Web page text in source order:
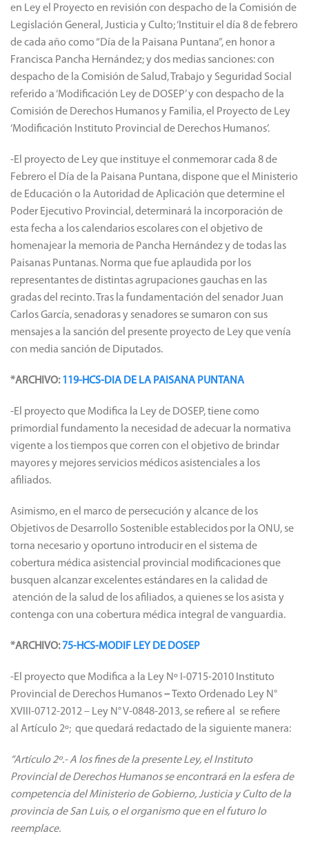
en Ley el Proyecto en revisión con despacho de la Comisión de
Legislación General, Justicia y Culto; ‘Instituir el día 8 de febrero
de cada año como “Día de la Paisana Puntana”, en honor a
Francisca Pancha Hernández; y dos medias sanciones: con
despacho de la Comisión de Salud, Trabajo y Seguridad Social
referido a ‘Modificación Ley de DOSEP’ y con despacho de la
Comisión de Derechos Humanos y Familia, el Proyecto de Ley
‘Modificación Instituto Provincial de Derechos Humanos’.
-El proyecto de Ley que instituye el conmemorar cada 8 de
Febrero el Día de la Paisana Puntana, dispone que el Ministerio
de Educación o la Autoridad de Aplicación que determine el
Poder Ejecutivo Provincial, determinará la incorporación de
esta fecha a los calendarios escolares con el objetivo de
homenajear la memoria de Pancha Hernández y de todas las
Paisanas Puntanas. Norma que fue aplaudida por los
representantes de distintas agrupaciones gauchas en las
gradas del recinto. Tras la fundamentación del senador Juan
Carlos García, senadoras y senadores se sumaron con sus
mensajes a la sanción del presente proyecto de Ley que venía
con media sanción de Diputados.
*ARCHIVO:119-HCS-DIA DE LA PAISANA PUNTANA
-El proyecto que Modifica la Ley de DOSEP, tiene como
primordial fundamento la necesidad de adecuar la normativa
vigente a los tiempos que corren con el objetivo de brindar
mayores y mejores servicios médicos asistenciales a los
afiliados.
Asimismo, en el marco de persecución y alcance de los
Objetivos de Desarrollo Sostenible establecidos por la ONU, se
torna necesario y oportuno introducir en el sistema de
cobertura médica asistencial provincial modificaciones que
busquen alcanzar excelentes estándares en la calidad de
atención de la salud de los afiliados, a quienes se los asista y
contenga con una cobertura médica integral de vanguardia.
*ARCHIVO:75-HCS-MODIF LEY DE DOSEP
-El proyecto que Modifica a la Ley Nº I-0715-2010 Instituto
Provincial de Derechos Humanos–Texto Ordenado Ley N°
XVIII-0712-2012 – Ley N° V-0848-2013, se refiere al se refiere
al Artículo 2º; que quedará redactado de la siguiente manera:
“Artículo 2º.- A los fines de la presente Ley, el Instituto
Provincial de Derechos Humanos se encontrará en la esfera de
competencia del Ministerio de Gobierno, Justicia y Culto de la
provincia de San Luis, o el organismo que en el futuro lo
reemplace.